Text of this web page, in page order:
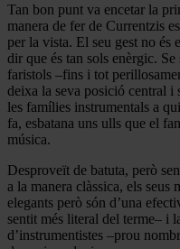
Tan bon punt va encetar la
manera de fer de Currentzis
per la vista. El seu gest no és
dir que és tan sols enèrgic.
faristols –fins i tot
deixa la seva posició central i
les famílies instrumentals a
fa, esbatana uns ulls que el
música.
Desproveït de batuta, però
a la manera clàssica, els seus
elegants però són d’una
sentit més literal del terme– i
d’instrumentistes –prou